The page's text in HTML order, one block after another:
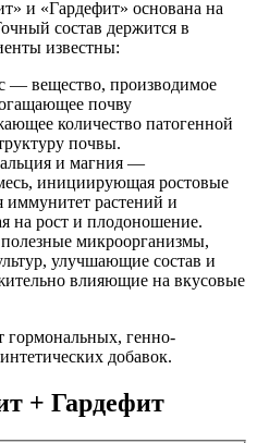
и «Гардефит» основана на
состав держится в
известны:
— вещество, производимое
почву
количество патогенной
почвы.
и магния —
инициирующая ростовые
растений и
на рост и плодоношение.
микроорганизмы,
улучшающие состав и
влияющие на вкусовые
гормональных, генно-
добавок.
+ Гардефит